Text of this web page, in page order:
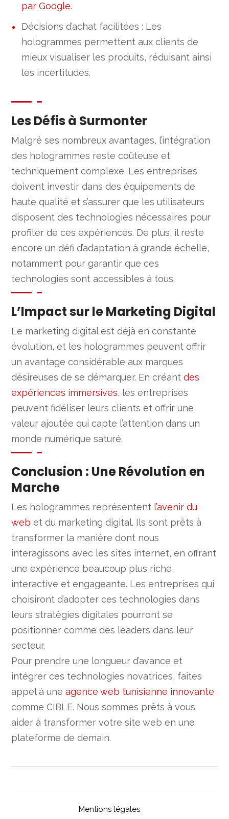
par Google.
Décisions d’achat facilitées : Les
hologrammes permettent aux clients de
mieux visualiser les produits, réduisant ainsi
les incertitudes.
Les Défis à Surmonter
Malgré ses nombreux avantages, l’intégration
des hologrammes reste coûteuse et
techniquement complexe. Les entreprises
doivent investir dans des équipements de
haute qualité et s’assurer que les utilisateurs
disposent des technologies nécessaires pour
profiter de ces expériences. De plus, il reste
encore un défi d’adaptation à grande échelle,
notamment pour garantir que ces
technologies sont accessibles à tous.
L’Impact sur le Marketing Digital
Le marketing digital est déjà en constante
évolution, et les hologrammes peuvent offrir
un avantage considérable aux marques
désireuses de se démarquer. En créantdes
expériences immersives, les entreprises
peuvent fidéliser leurs clients et offrir une
valeur ajoutée qui capte l’attention dans un
monde numérique saturé.
Conclusion : Une Révolution en
Marche
Les hologrammes représentent l’avenir du
web et du marketing digital. Ils sont prêts à
transformer la manière dont nous
interagissons avec les sites internet, en offrant
une expérience beaucoup plus riche,
interactive et engageante. Les entreprises qui
choisiront d’adopter ces technologies dans
leurs stratégies digitales pourront se
positionner comme des leaders dans leur
secteur.
Pour prendre une longueur d’avance et
intégrer ces technologies novatrices, faites
appel à uneagence web tunisienne innovante
comme CIBLE. Nous sommes prêts à vous
aider à transformer votre site web en une
plateforme de demain.
Mentions légales